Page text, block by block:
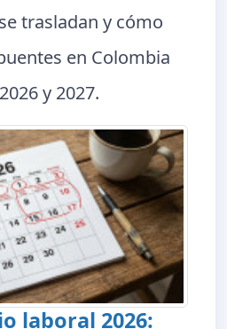
trasladan y cómo
en Colombia
y 2027.
laboral 2026: